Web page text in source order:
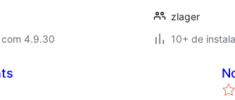
4.9.30
zlager
10+ de